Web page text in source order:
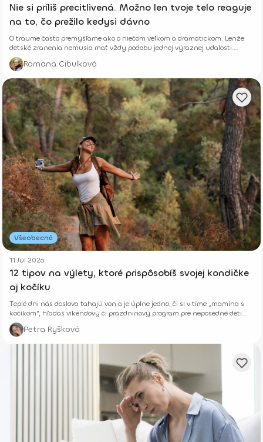
Nie si príliš precitlivená. Možno len tvoje telo reaguje
na to, čo prežilo kedysi dávno
O traume často premýšľame ako o niečom veľkom a dramatickom. Lenže
detské zranenia nemusia mať vždy podobu jednej výraznej udalosti.
Niekedy rastú potichu.
Romana Cibulková
Všeobecné
11 Júl 2026
12 tipov na výlety, ktoré prispôsobíš svojej kondičke
aj kočíku
Teplé dni nás doslova ťahajú von a je úplne jedno, či si v tíme „mamina s
kočíkom“, hľadáš víkendový či prázdninový program pre neposedné deti
alebo si len chceš vyvetrať hlavu s kamoškou, či partnerom.
Petra Ryšková